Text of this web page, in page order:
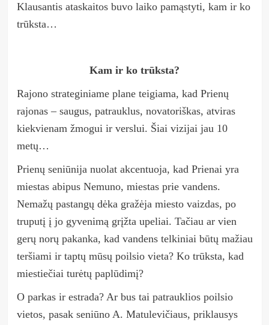
Klausantis ataskaitos buvo laiko pamąstyti, kam ir ko
trūksta…
Kam ir ko trūksta?
Rajono strateginiame plane teigiama, kad Prienų
rajonas – saugus, patrauklus, novatoriškas, atviras
kiekvienam žmogui ir verslui. Šiai vizijai jau 10
metų…
Prienų seniūnija nuolat akcentuoja, kad Prienai yra
miestas abipus Nemuno, miestas prie vandens.
Nemažų pastangų dėka gražėja miesto vaizdas, po
truputį į jo gyvenimą grįžta upeliai. Tačiau ar vien
gerų norų pakanka, kad vandens telkiniai būtų mažiau
teršiami ir taptų mūsų poilsio vieta? Ko trūksta, kad
miestiečiai turėtų paplūdimį?
O parkas ir estrada? Ar bus tai patrauklios poilsio
vietos, pasak seniūno A. Matulevičiaus, priklausys